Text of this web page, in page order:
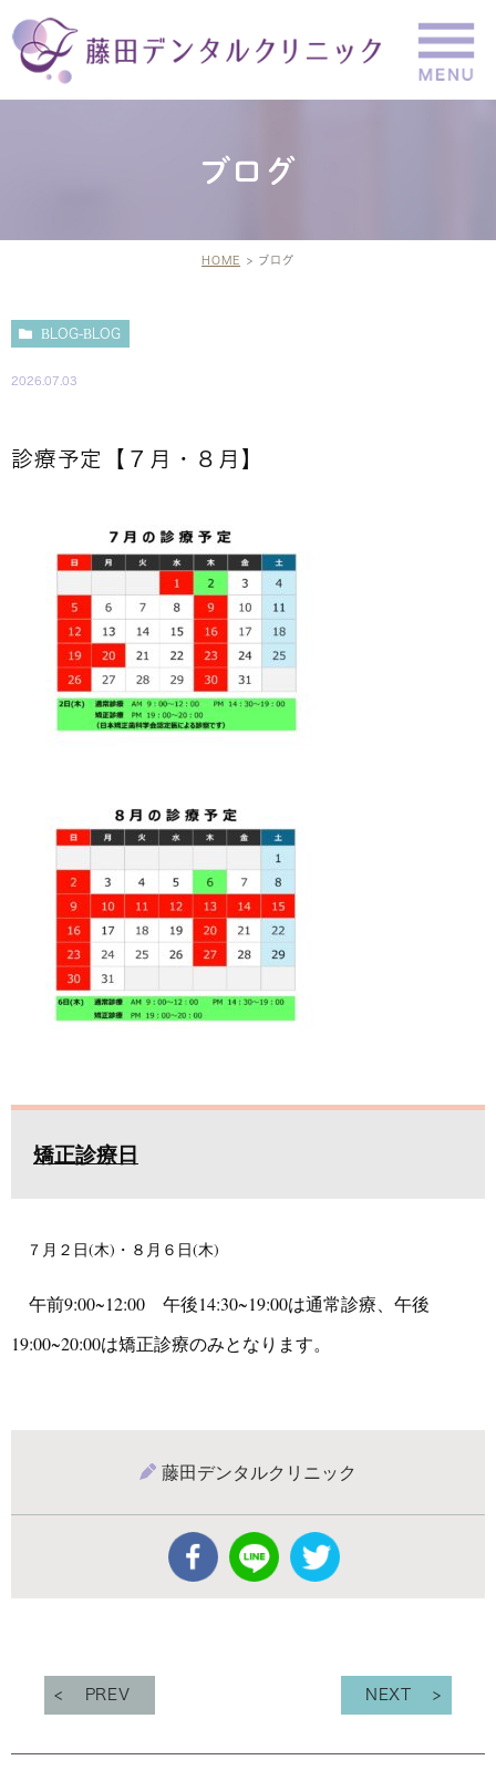
ブログ
HOME ブログ
BLOG-BLOG
2026.07.03
診療予定【７月・８月】
矯正診療日
７月２日(木)・８月６日(木)
午前9:00~12:00 午後14:30~19:00は通常診療、 午後
19:00~20:00は矯正診療のみとなります。
藤田デンタルクリニック
PREV NEXT